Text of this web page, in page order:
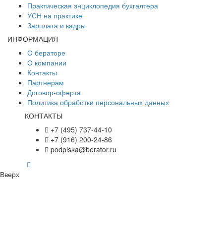
Практическая энциклопедия бухгалтера
УСН на практике
Зарплата и кадры
ИНФОРМАЦИЯ
О бераторе
О компании
Контакты
Партнерам
Договор-оферта
Политика обработки персональных данных
КОНТАКТЫ
+7 (495) 737-44-10
+7 (916) 200-24-86
podpiska@berator.ru
Вверх